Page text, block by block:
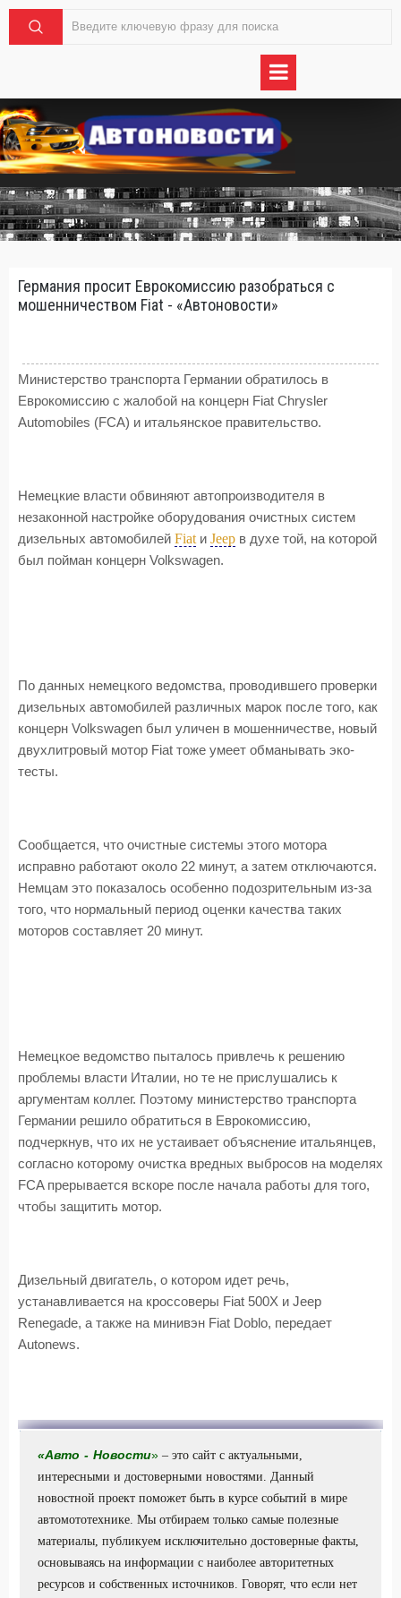
Германия просит Еврокомиссию разобраться с
мошенничеством Fiat - «Автоновости»
Министерство транспорта Германии обратилось в
Еврокомиссию с жалобой на концерн Fiat Chrysler
Automobiles (FCA) и итальянское правительство.
Немецкие власти обвиняют автопроизводителя в
незаконной настройке оборудования очистных систем
дизельных автомобилей Fiat и Jeep в духе той, на которой
был пойман концерн Volkswagen.
По данных немецкого ведомства, проводившего проверки
дизельных автомобилей различных марок после того, как
концерн Volkswagen был уличен в мошенничестве, новый
двухлитровый мотор Fiat тоже умеет обманывать эко-
тесты.
Сообщается, что очистные системы этого мотора
исправно работают около 22 минут, а затем отключаются.
Немцам это показалось особенно подозрительным из-за
того, что нормальный период оценки качества таких
моторов составляет 20 минут.
Немецкое ведомство пыталось привлечь к решению
проблемы власти Италии, но те не прислушались к
аргументам коллег. Поэтому министерство транспорта
Германии решило обратиться в Еврокомиссию,
подчеркнув, что их не устаивает объяснение итальянцев,
согласно которому очистка вредных выбросов на моделях
FCA прерывается вскоре после начала работы для того,
чтобы защитить мотор.
Дизельный двигатель, о котором идет речь,
устанавливается на кроссоверы Fiat 500X и Jeep
Renegade, а также на минивэн Fiat Doblo, передает
Autonews.
«Авто -Новости» – это сайт с актуальными,
интересными и достоверными новостями. Данный
новостной проект поможет быть в курсе событий в мире
автомототехнике. Мы отбираем только самые полезные
материалы, публикуем исключительно достоверные факты,
основываясь на информации с наиболее авторитетных
ресурсов и собственных источников. Говорят, что если нет